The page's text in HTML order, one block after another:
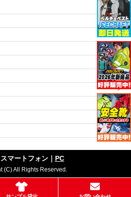
マートフォン｜ PC
(C) All Rights Reserved.